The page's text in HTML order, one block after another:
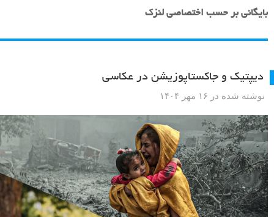
بایگانی بر حسب اختصاصی لنزک
دیپتیک و جاکستا‌پوزیشن در عکاسی
نوشته شده در ۱۶ مهر ۱۴۰۴